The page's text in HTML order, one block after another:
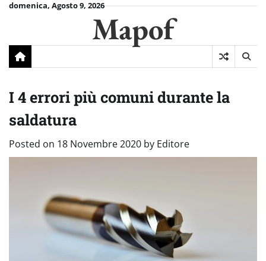
Skipdomenica, Agosto 9, 2026
Mapof
I 4 errori più comuni durante la
saldatura
Posted on 18 Novembre 2020 by Editore